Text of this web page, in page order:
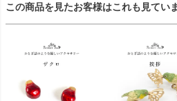
この商品を見たお客様はこれも見てい